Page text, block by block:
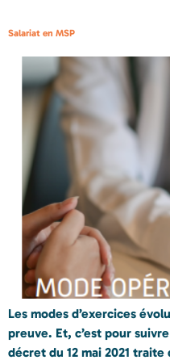
Salariat en MSP
Les modes d’exercices
preuve. Et, c’est pour
décret du 12 mai 2021